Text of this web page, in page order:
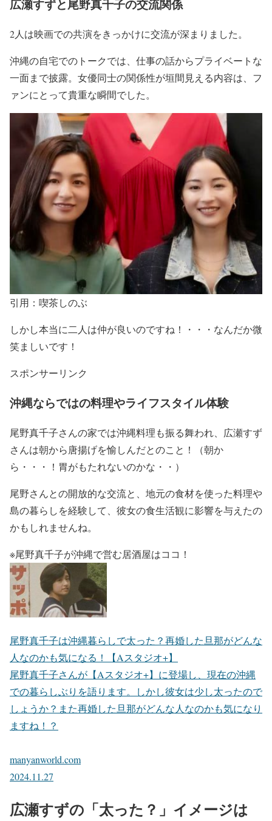
広瀬すずと尾野真千子の交流関係
2人は映画での共演をきっかけに交流が深まりました。
沖縄の自宅でのトークでは、仕事の話からプライベートな
一面まで披露。 女優同士の関係性が垣間見える内容は、フ
ァンにとって貴重な瞬間でした。
引用：喫茶しのぶ
しかし本当に二人は仲が良いのですね！・・・なんだか微
笑ましいです！
スポンサーリンク
沖縄ならではの料理やライフスタイル体験
尾野真千子さんの家では沖縄料理も振る舞われ、 広瀬すず
さんは朝から唐揚げを愉しんだとのこと！（朝か
ら・・・！胃がもたれないのかな・・）
尾野さんとの開放的な交流と、 地元の食材を使った料理や
島の暮らしを経験して、 彼女の食生活観に影響を与えたの
かもしれませんね。
※尾野真千子が沖縄で営む居酒屋はココ！
尾野真千子は沖縄暮らしで太った？再婚した旦那がどんな
人なのかも気になる！【Aスタジオ+】
尾野真千子さんが【Aスタジオ+】に登場し、現在の沖縄
での暮らしぶりを語ります。しかし彼女は少し太ったので
しょうか？また再婚した旦那がどんな人なのかも気になり
ますね！？
manyanworld.com
2024.11.27
広瀬すずの「太った？」イメージは